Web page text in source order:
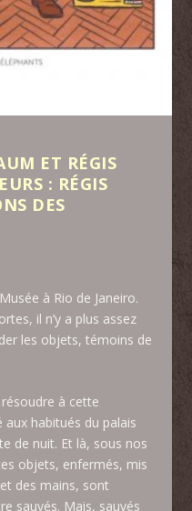
ET RÉGIS
: RÉGIS
DES
à Rio de Janeiro.
il n’y a plus assez
les objets, témoins de
à cette
habitués du palais
de nuit. Et là, sous nos
objets, enfermés, mis
des mains, sont
sauvés. Mais, sauvés